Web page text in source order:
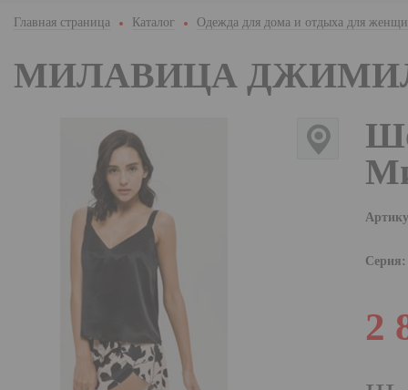
Главная страница Каталог Одежда для дома и отдыха для
МИЛАВИЦА
Серия:
2